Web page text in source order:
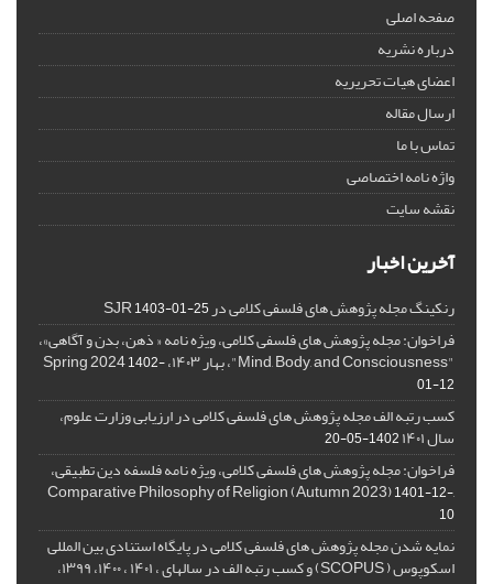
صفحه اصلی
درباره نشریه
اعضای هیات تحریریه
ارسال مقاله
تماس با ما
واژه نامه اختصاصی
نقشه سایت
آخرین اخبار
رنکینگ مجله پژوهش های فلسفی کلامی در SJR1403-01-25
فراخوان: مجله پژوهش های فلسفی کلامی، ویژه نامه « ذهن، بدن و آگاهی»،
"Mind, Body, and Consciousness"، بهار ۱۴۰۳، Spring 2024
1402-
01-12
کسب رتبه الف مجله پژوهش های فلسفی کلامی در ارزیابی وزارت علوم،
سال ۱۴۰۱ 1402-05-20
فراخوان: مجله پژوهش های فلسفی کلامی، ویژه نامه فلسفه دین تطبیقی،
,Comparative Philosophy of Religion (Autumn 2023)
1401-12-
10
نمایه شدن مجله پژوهش های فلسفی کلامی در پایگاه استنادی بین المللی
اسکوپوس ( SCOPUS) و کسب رتبه الف در سالهای ، ۱۴۰۱ ، ۱۴۰۰، ۱۳۹۹،